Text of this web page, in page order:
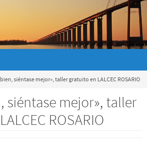
siéntase mejor», taller gratuito en LALCEC ROSARIO
siéntase mejor», taller
ROSARIO